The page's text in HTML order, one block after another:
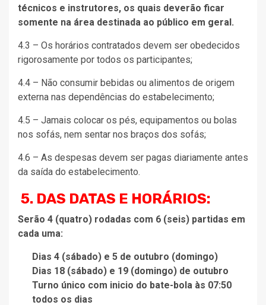
técnicos e instrutores, os quais deverão ficar
somente na área destinada ao público em geral.
4.3 – Os horários contratados devem ser obedecidos
rigorosamente por todos os participantes;
4.4 – Não consumir bebidas ou alimentos de origem
externa nas dependências do estabelecimento;
4.5 – Jamais colocar os pés, equipamentos ou bolas
nos sofás, nem sentar nos braços dos sofás;
4.6 – As despesas devem ser pagas diariamente antes
da saída do estabelecimento.
5. DAS DATAS E HORÁRIOS:
Serão 4 (quatro) rodadas com 6 (seis) partidas em
cada uma:
Dias 4 (sábado) e 5 de outubro (domingo)
Dias 18 (sábado) e 19 (domingo) de outubro
Turno único com inicio do bate-bola às 07:50
todos os dias